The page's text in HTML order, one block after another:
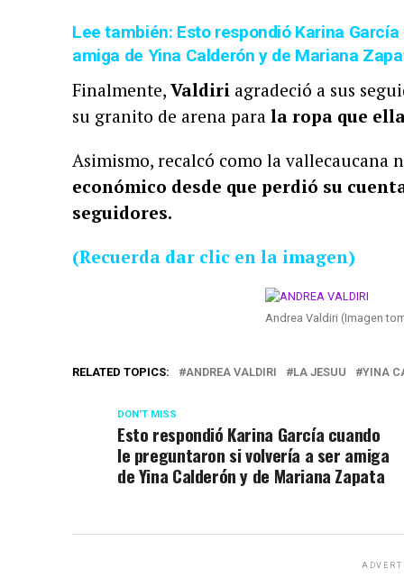
Lee también: Esto respondió Karina
amiga de Yina Calderón y de Mariana
Finalmente, Valdiri agradeció a sus
su granito de arena para la ropa que
Asimismo, recalcó como la vallecaucana
económico desde que perdió su
seguidores.
(Recuerda dar clic en la imagen)
Andrea Valdiri (Imagen
RELATED TOPICS: ANDREA VALDIRI LA JESUU YINA
DON'T MISS
Esto respondió Karina García cuando
le preguntaron si volvería a ser amiga
de Yina Calderón y de Mariana Zapata